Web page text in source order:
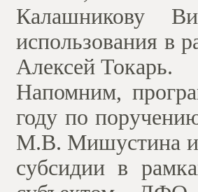
Калашникову
использования в
Алексей Токарь.
Напомним,
году по
М.В. Мишустина и
субсидии в